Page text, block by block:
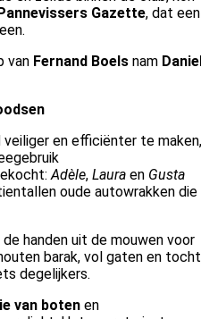
Gazette, dat een
van Fernand Boels nam
en efficiënter te maken,
Adèle, Laura en Gusta
oude autowrakken die
handen uit de mouwen voor
barak, vol gaten en
degelijkers.
van boten en